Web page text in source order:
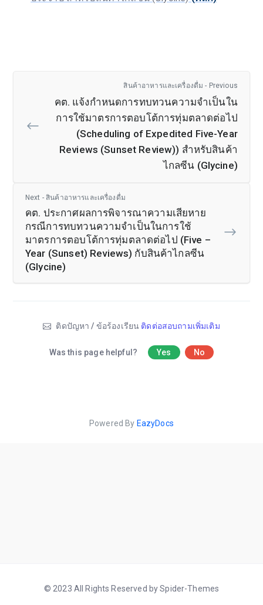
สินค้าอาหารและเครื่องดื่ม - Previous
คต. แจ้งกำหนดการทบทวนความจำเป็นใน
การใช้มาตรการตอบโต้การทุ่มตลาดต่อไป
(Scheduling of Expedited Five-Year
Reviews (Sunset Review)) สำหรับสินค้า
ไกลซีน (Glycine)
Next - สินค้าอาหารและเครื่องดื่ม
คต. ประกาศผลการพิจารณาความเสียหาย
กรณีการทบทวนความจำเป็นในการใช้
มาตรการตอบโต้การทุ่มตลาดต่อไป (Five –
Year (Sunset) Reviews) กับสินค้าไกลซีน
(Glycine)
ติดปัญหา / ข้อร้องเรียน ติดต่อสอบถามเพิ่มเติม
Was this page helpful? Yes No
Powered By EazyDocs
© 2023 All Rights Reserved by Spider-Themes